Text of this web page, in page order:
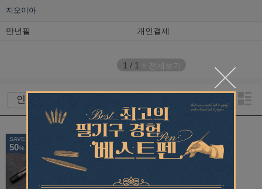
지오이아
만년필 개인결제
1 / 1 + 전체보기
SAVE
50%